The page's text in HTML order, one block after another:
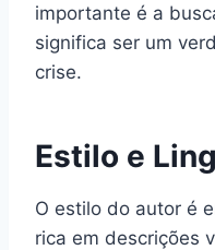
importante é a
significa ser um
crise.
Estilo e
O estilo do autor é
rica em descrições